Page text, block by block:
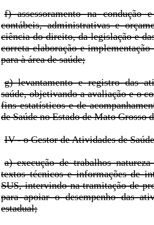
f) assessoramento na condução
contábeis, administrativas e
ciência do direito, da legislação e
correta elaboração e
para à área de saúde;
g) levantamento e registro das
saúde, objetivando a avaliação e o
fins estatísticos e de
de Saúde no Estado de Mato Grosso
IV - o Gestor de Atividades de
a) execução de trabalhos
textos técnicos e informações de
SUS, intervindo na tramitação de
para apoiar o desempenho das
estadual;